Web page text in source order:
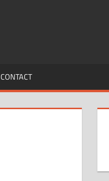
CONTACT